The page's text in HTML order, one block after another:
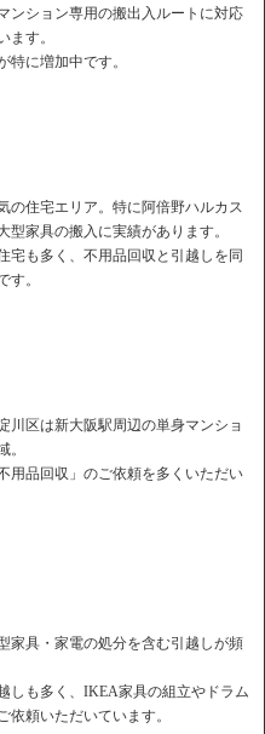
ンション専用の搬出入ルートに対応
ます。
に増加中です。
の住宅エリア。特に阿倍野ハルカス
家具の搬入に実績があります。
宅も多く、不用品回収と引越しを同
す。
川区は新大阪駅周辺の単身マンショ
。
用品回収」のご依頼を多くいただい
家具・家電の処分を含む引越しが頻
しも多く、IKEA家具の組立やドラム
頼いただいています。